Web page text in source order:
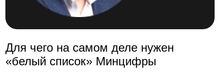
Для чего на самом деле нужен
«белый список» Минцифры